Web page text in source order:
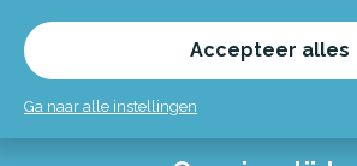
Spekhofstraat 15
(bij binnenkomst grote trap
Accepteer alles
Ga naar alle instellingen